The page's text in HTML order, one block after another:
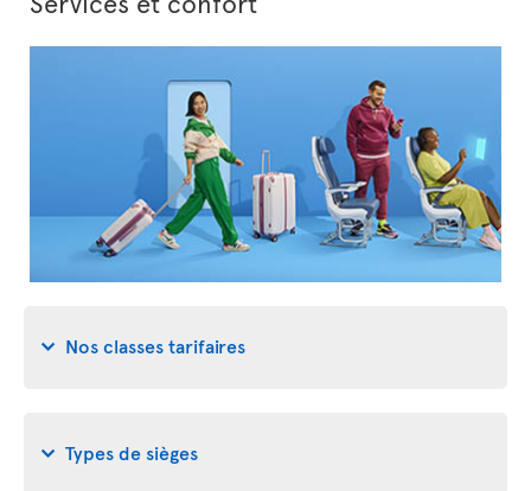
Nos classes tarifaires
Types de sièges